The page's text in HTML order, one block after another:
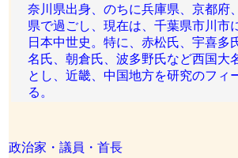
奈川県出身、のちに兵庫県、京都府
県で過ごし、現在は、千葉県市川市
日本中世史。特に、赤松氏、宇喜多
名氏、朝倉氏、波多野氏など西国大
とし、近畿、中国地方を研究のフィ
る。
政治家・議員・首長